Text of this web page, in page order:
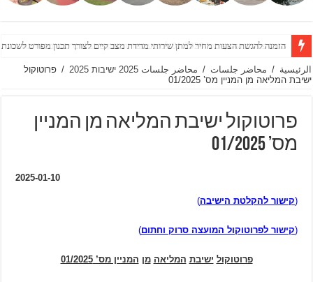
הזמנה להגשת הצעות מחיר למתן שירותי מדידת מצב קיים לצורך תכנון מפורט
الرئيسية / محاضر جلسات / محاضر جلسات 2025 ישיבות 2025 / פרוטוקול
ישיבת המליאה מן המניין מס’ 01/2025
פרוטוקול ישיבת המליאה מן המניין
מס’ 01/2025
2025-01-10
(קישור להקלטת הישיבה)
(קישור לפרוטוקול המועצה סרוק וחתום)
פרוטוקול ישיבת המליאה מן המניין מס’ 01/2025